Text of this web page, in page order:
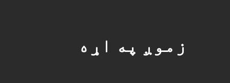
زموږ په اړه